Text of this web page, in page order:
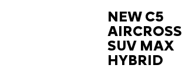
NEW C5
AIRCROSS
SUV MAX
HYBRID